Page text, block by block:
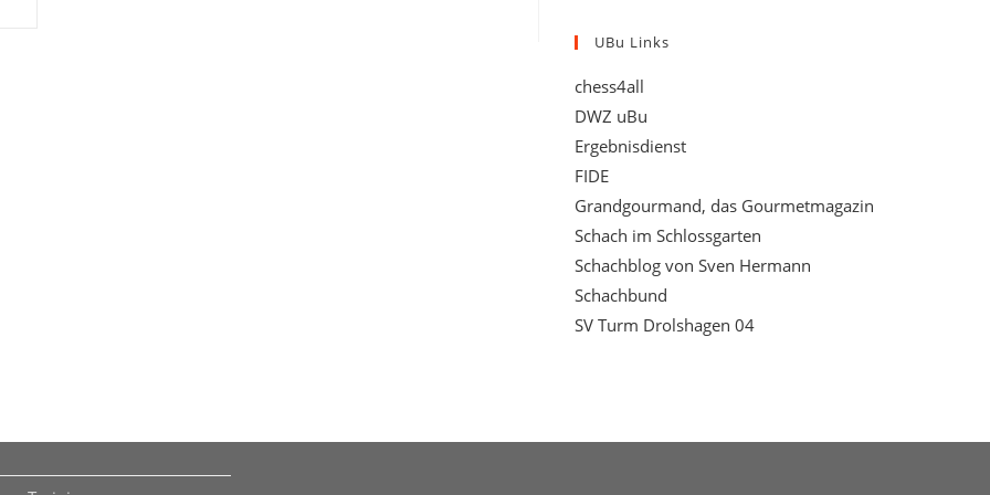
UBu Links
chess4all
DWZ uBu
Ergebnisdienst
FIDE
Grandgourmand, das Gourmetmagazin
Schach im Schlossgarten
Schachblog von Sven Hermann
Schachbund
SV Turm Drolshagen 04